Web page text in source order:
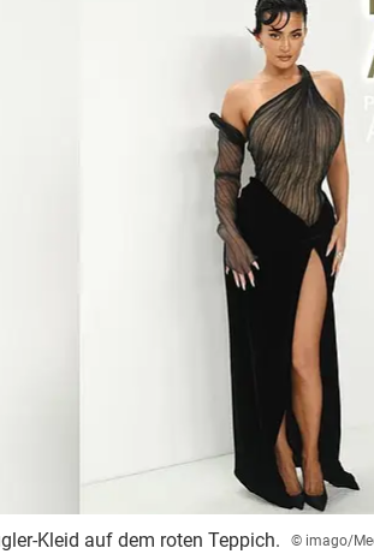
Kleid auf dem roten Teppich. © imago/